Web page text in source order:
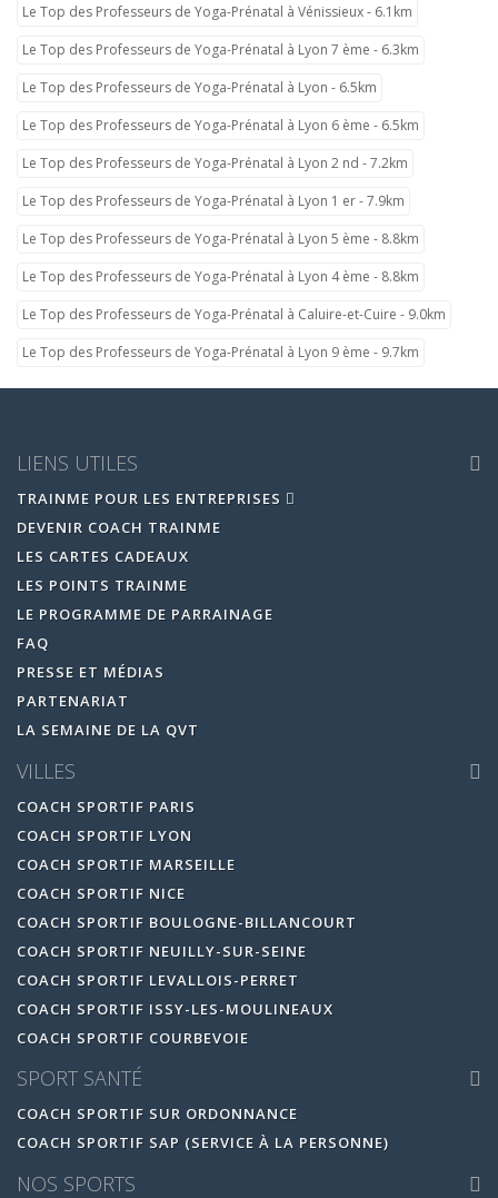
Le Top des Professeurs de Yoga-Prénatal à Vénissieux - 6.1km
Le Top des Professeurs de Yoga-Prénatal à Lyon 7 ème - 6.3km
Le Top des Professeurs de Yoga-Prénatal à Lyon - 6.5km
Le Top des Professeurs de Yoga-Prénatal à Lyon 6 ème - 6.5km
Le Top des Professeurs de Yoga-Prénatal à Lyon 2 nd - 7.2km
Le Top des Professeurs de Yoga-Prénatal à Lyon 1 er - 7.9km
Le Top des Professeurs de Yoga-Prénatal à Lyon 5 ème - 8.8km
Le Top des Professeurs de Yoga-Prénatal à Lyon 4 ème - 8.8km
Le Top des Professeurs de Yoga-Prénatal à Caluire-et-Cuire - 9.0km
Le Top des Professeurs de Yoga-Prénatal à Lyon 9 ème - 9.7km
LIENS UTILES
TRAINME POUR LES ENTREPRISES
DEVENIR COACH TRAINME
LES CARTES CADEAUX
LES POINTS TRAINME
LE PROGRAMME DE PARRAINAGE
FAQ
PRESSE ET MÉDIAS
PARTENARIAT
LA SEMAINE DE LA QVT
VILLES
COACH SPORTIF PARIS
COACH SPORTIF LYON
COACH SPORTIF MARSEILLE
COACH SPORTIF NICE
COACH SPORTIF BOULOGNE-BILLANCOURT
COACH SPORTIF NEUILLY-SUR-SEINE
COACH SPORTIF LEVALLOIS-PERRET
COACH SPORTIF ISSY-LES-MOULINEAUX
COACH SPORTIF COURBEVOIE
SPORT SANTÉ
COACH SPORTIF SUR ORDONNANCE
COACH SPORTIF SAP (SERVICE À LA PERSONNE)
NOS SPORTS